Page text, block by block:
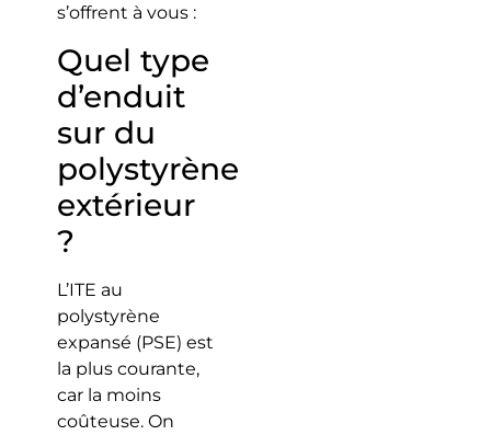
s’offrent à vous :
Quel type
d’enduit
sur du
polystyrène
extérieur
?
L’ITE au
polystyrène
expansé (PSE) est
la plus courante,
car la moins
coûteuse. On